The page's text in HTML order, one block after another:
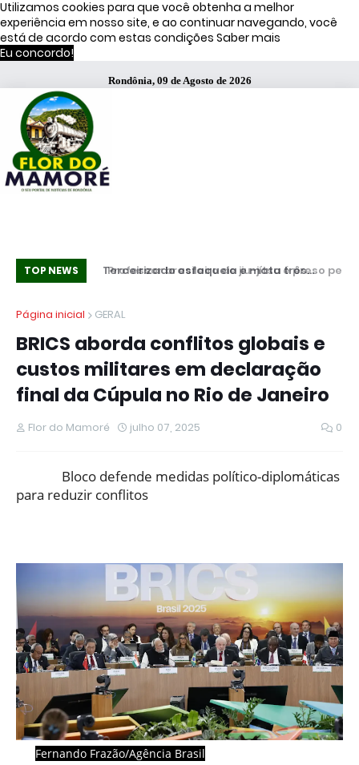
Utilizamos cookies para que você obtenha a melhor
experiência em nosso site, e ao continuar navegando, você
está de acordo com estas condições Saber mais
Eu concordo!
Rondônia, 09 de Agosto de 2026
TOP NEWS
três
Professor brasileiro de jiu-jítsu é preso pelo
libertação
Página inicial
GERAL
BRICS aborda conflitos globais e
custos militares em declaração
final da Cúpula no Rio de Janeiro
Flor do Mamoré julho 07, 2025 0
Bloco defende medidas político-diplomáticas
para reduzir conflitos
Fernando Frazão/Agência Brasil